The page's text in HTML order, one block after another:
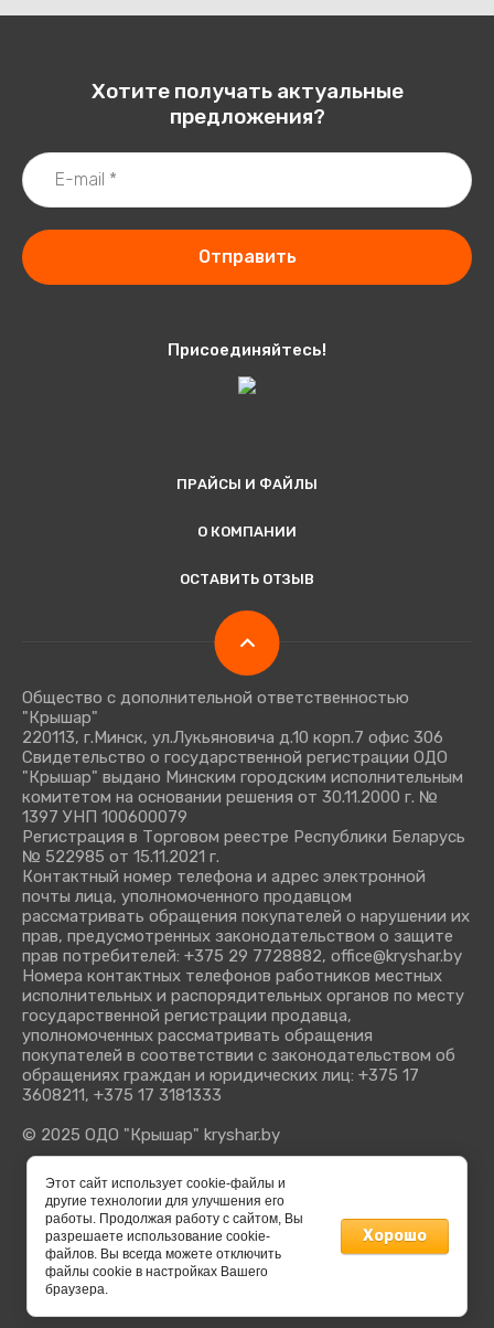
Присоединяйтесь!
Хотите получать актуальные
предложения?
Отправить
ПРАЙСЫ И ФАЙЛЫ
О КОМПАНИИ
ОСТАВИТЬ ОТЗЫВ
Общество с дополнительной ответственностью
"Крышар"
220113, г.Минск, ул.Лукьяновича д.10 корп.7 офис 306
Свидетельство о государственной регистрации ОДО
"Крышар" выдано Минским городским исполнительным
комитетом на основании решения от 30.11.2000 г. №
1397 УНП 100600079
Регистрация в Торговом реестре Республики Беларусь
№ 522985 от 15.11.2021 г.
Контактный номер телефона и адрес электронной
почты лица, уполномоченного продавцом
рассматривать обращения покупателей о нарушении их
прав, предусмотренных законодательством о защите
прав потребителей: +375 29 7728882, office@kryshar.by
Номера контактных телефонов работников местных
исполнительных и распорядительных органов по месту
государственной регистрации продавца,
уполномоченных рассматривать обращения
покупателей в соответствии с законодательством об
обращениях граждан и юридических лиц: +375 17
3608211, +375 17 3181333
© 2025 ОДО "Крышар" kryshar.by
Этот сайт использует cookie-файлы и
другие технологии для улучшения его
работы. Продолжая работу с сайтом, Вы
разрешаете использование cookie-
файлов. Вы всегда можете отключить
файлы cookie в настройках Вашего
браузера.
Хорошо